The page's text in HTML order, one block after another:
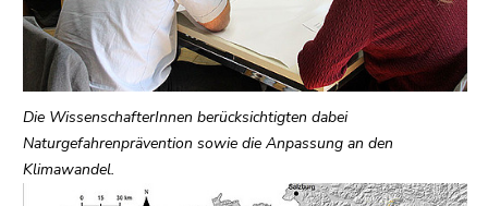
3)
Go
to
additional
information
(Accesskey
5)
Die WissenschafterInnen berücksichtigten dabei
Naturgefahrenprävention sowie die Anpassung an den
Klimawandel.